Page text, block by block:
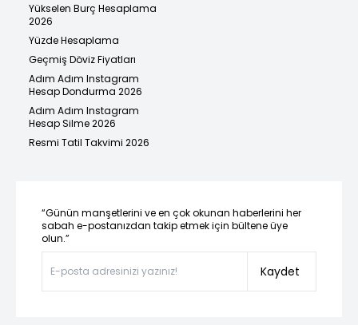
Yükselen Burç Hesaplama
2026
Yüzde Hesaplama
Geçmiş Döviz Fiyatları
Adım Adım Instagram
Hesap Dondurma 2026
Adım Adım Instagram
Hesap Silme 2026
Resmi Tatil Takvimi 2026
“Günün manşetlerini ve en çok okunan haberlerini her
sabah e-postanızdan takip etmek için bültene üye
olun.”
Kaydet